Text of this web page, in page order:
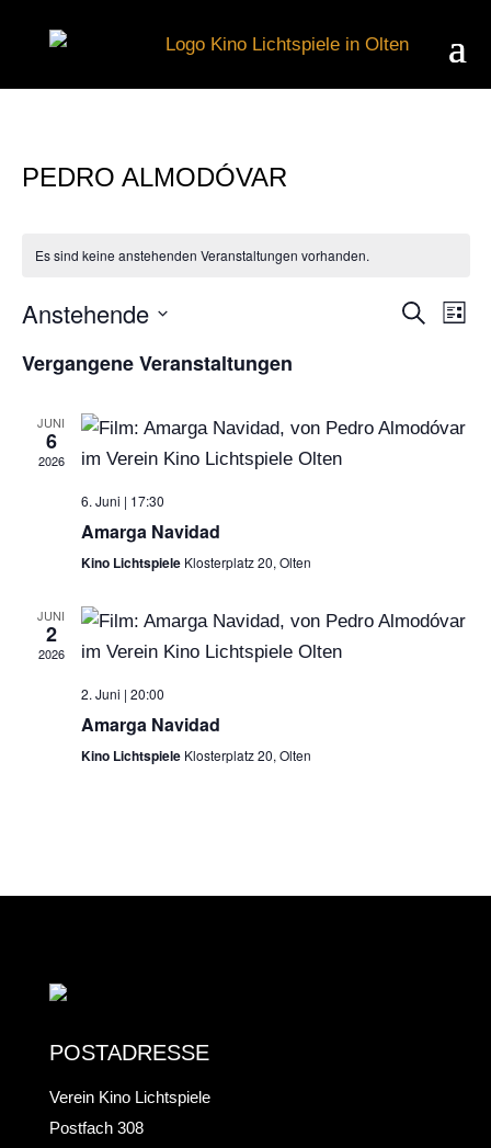
PEDRO ALMODÓVAR
Es sind keine anstehenden Veranstaltungen vorhanden.
Suche
Liste
Anstehende
wählen.
Vergangene Veranstaltungen
JUNI
6
2026
6. Juni | 17:30
Amarga Navidad
Kino Lichtspiele Klosterplatz 20, Olten
JUNI
2
2026
2. Juni | 20:00
Amarga Navidad
Kino Lichtspiele Klosterplatz 20, Olten
POSTADRESSE
Verein Kino Lichtspiele
Postfach 308